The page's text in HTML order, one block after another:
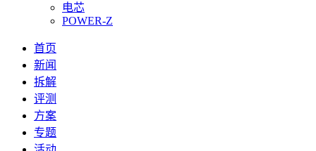
电芯
POWER-Z
首页
新闻
拆解
评测
方案
专题